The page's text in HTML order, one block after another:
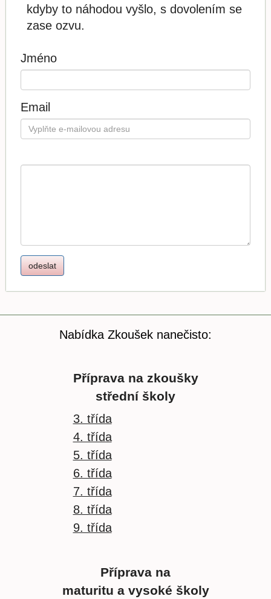
kdyby to náhodou vyšlo, s dovolením se
zase ozvu.
Jméno
Email
Nabídka Zkoušek nanečisto:
Příprava na zkoušky
střední školy
3. třída
4. třída
5. třída
6. třída
7. třída
8. třída
9. třída
Příprava na
maturitu a vysoké školy